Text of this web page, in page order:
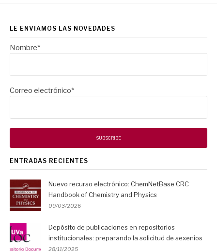
LE ENVIAMOS LAS NOVEDADES
Nombre*
Correo electrónico*
ENTRADAS RECIENTES
Nuevo recurso electrónico: ChemNetBase CRC
Handbook of Chemistry and Physics
09/03/2026
Depósito de publicaciones en repositorios
institucionales: preparando la solicitud de sexenios
28/11/2025